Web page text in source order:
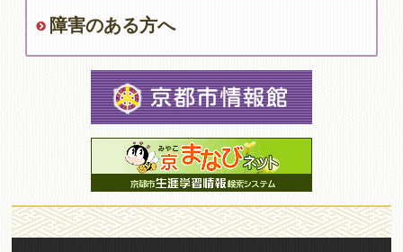
障害のある方へ